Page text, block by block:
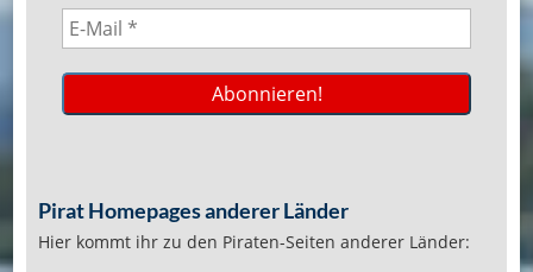
Pirat Homepages anderer Länder
Hier kommt ihr zu den Piraten-Seiten anderer Länder: